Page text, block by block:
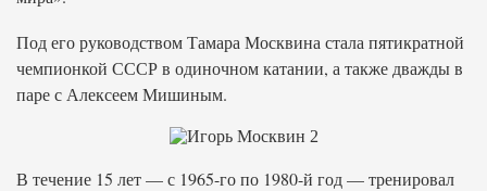
Под его руководством Тамара Москвина стала пятикратной
чемпионкой СССР в одиночном катании, а также дважды в
паре с Алексеем Мишиным.
В течение 15 лет — с 1965-го по 1980-й год — тренировал